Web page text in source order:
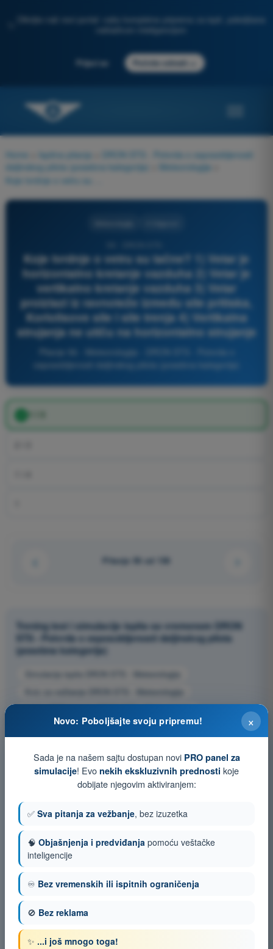
Otkrijte naš novi portal: vaša kompletna priprema za ispit, poboljšana
Prijavi se Počnite odmah
Home Ispitna pitanja
DRON STS - Potvrda o osposobljenosti
daljinskog pilota (posebna kategorija)
Meteorologija
Koje tvrdnje o vetru su tačne? 1) Vetar je
horizontalno kretanje vazduha 2) Vetar je
vertikalno kretanje vazduha 3) Vetar
proizlazi iz ravnoteže između sile pritiska,
Koriolisove sile i sile trenja 4) Vertikalna
strujanja ne utiču na horizontalno strujanje
1 i 3
Pitanje 56 od 136
Trening test i simulacije ispita sa vremenom DRON
STS - Potvrda o osposobljenosti daljinskog pilota
(posebna kategorija)
Simulacija ispita DRON STS - Meteorologija
Kviz za vežbanje DRON STS - Meteorologija
×
Novo: Poboljšajte svoju pripremu!
Sada je na našem sajtu dostupan novi PRO panel za
simulacije! Evo nekih ekskluzivnih prednosti koje
dobijate njegovim aktiviranjem:
✅ Sva pitanja za vežbanje, bez izuzetka
🧠 Objašnjenja i predviđanja pomoću veštačke
inteligencije
♾️ Bez vremenskih ili ispitnih ograničenja
🚫 Bez reklama
✨ ...i još mnogo toga!